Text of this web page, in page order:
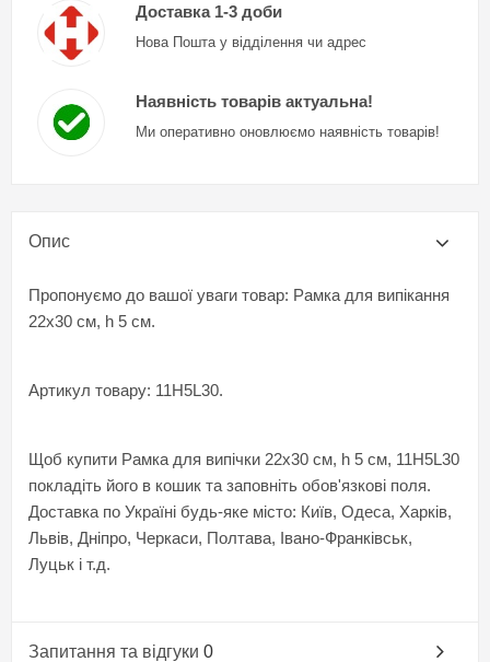
Доставка 1-3 доби
Нова Пошта у відділення чи адрес
Наявність товарів актуальна!
Ми оперативно оновлюємо наявність товарів!
Опис
Пропонуємо до вашої уваги товар: Рамка для випікання
22х30 см, h 5 см.
Артикул товару: 11H5L30.
Щоб купити Рамка для випічки 22х30 см, h 5 см, 11H5L30
покладіть його в кошик та заповніть обов'язкові поля.
Доставка по Україні будь-яке місто: Київ, Одеса, Харків,
Львів, Дніпро, Черкаси, Полтава, Івано-Франківськ,
Луцьк і т.д.
Запитання та відгуки 0